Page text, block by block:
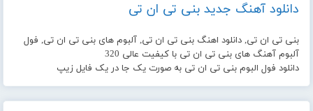
دانلود آهنگ جدید بنی تی ان تی
بنی تی ان تی, دانلود اهنگ بنی تی ان تی, آلبوم های بنی تی ان تی, فول
آلبوم آهنگ های بنی تی ان تی با کیفیت عالی 320
دانلود فول البوم بنی تی ان تی به صورت یک جا در یک فایل زیپ